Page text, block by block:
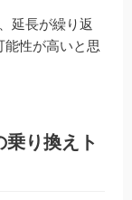
。 iPh...
延長が繰り返
能性が高いと思
り換えト